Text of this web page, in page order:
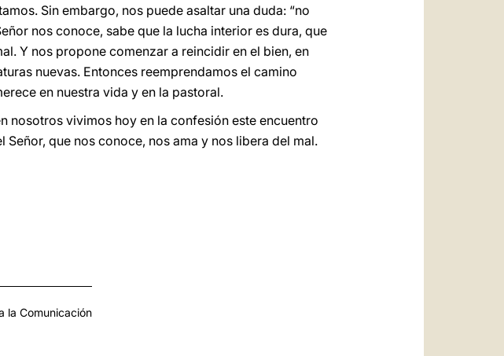
Sin embargo, nos puede asaltar una duda: “no
nos conoce, sabe que la lucha interior es dura, que
Y nos propone comenzar a reincidir en el bien, en
nuevas. Entonces reemprendamos el camino
en nuestra vida y en la pastoral.
nosotros vivimos hoy en la confesión este encuentro
que nos conoce, nos ama y nos libera del mal.
la Comunicación